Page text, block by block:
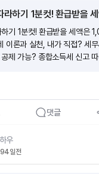
하기 1분컷! 환급받을 세액은
이론과 실천, 내가 직접? 세
제 가능? 종합소득세 신고
? 배달 부업으로 한다면? 추
이론과 실천, 내가 직접? 세무
제 가능? 종합소득세 신고 따
원 입니다. 배달라이더 종
? 배달 부업으로 한다면? 추
댓글
우
94일전